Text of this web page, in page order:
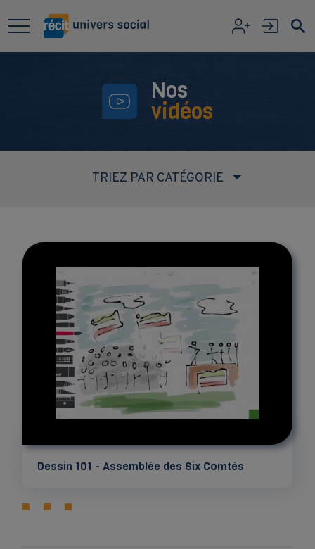
Nos
vidéos
TRIEZ PAR CATÉGORIE
Dessin 101 - Assemblée des Six Comtés